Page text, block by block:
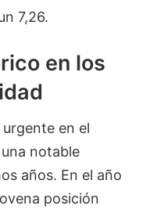
7,26.
en los
en el
notable
años. En el año
posición